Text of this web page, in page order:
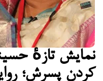
نمایش تازهٔ
کردن پسرش؛